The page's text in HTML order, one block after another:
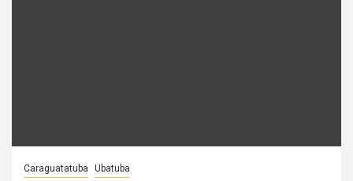
Caraguatatuba Ubatuba